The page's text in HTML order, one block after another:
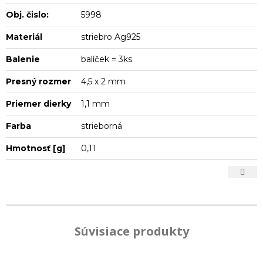
Obj. čislo: 5998
Materiál striebro Ag925
Balenie balíček = 3ks
Presný rozmer 4,5 x 2 mm
Priemer dierky 1,1 mm
Farba strieborná
Hmotnosť [g] 0,11
Súvisiace produkty